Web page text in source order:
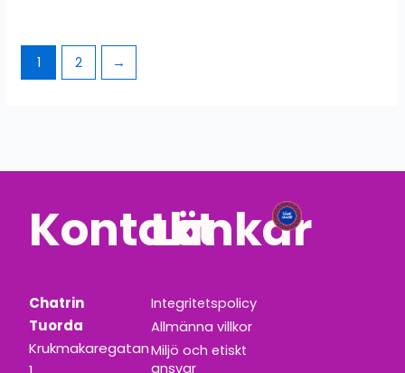
1 2 →
Kontakt
Chatrin
Tuorda
Krukmakaregatan
Länkar
Integritetspolicy
Allmänna villkor
Miljö och etiskt
ansvar